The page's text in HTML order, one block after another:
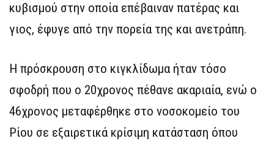
κυβισμού στην οποία επέβαιναν πατέρας και
γιος, έφυγε από την πορεία της και ανετράπη.
Η πρόσκρουση στο κιγκλίδωμα ήταν τόσο
σφοδρή που ο 20χρονος πέθανε ακαριαία, ενώ ο
46χρονος μεταφέρθηκε στο νοσοκομείο του
Ρίου σε εξαιρετικά κρίσιμη κατάσταση όπου